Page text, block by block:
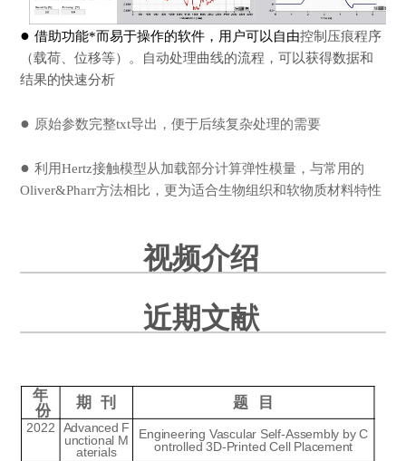
●借助功能*而易于操作的软件，用户可以自由控制压痕程序
（载荷、位移等）。自动处理曲线的流程，可以获得数据和
结果的快速分析
● 原始参数完整txt导出，便于后续复杂处理的需要
●利用Hertz接触模型从加载部分计算弹性模量，与常用的
Oliver&Pharr方法相比，更为适合生物组织和软物质材料特性
视频介绍
近期文献
年
份
期 刊 题 目
2022
Advanced F
unctional M
aterials
Engineering Vascular Self-Assembly by C
ontrolled 3D-Printed Cell Placement